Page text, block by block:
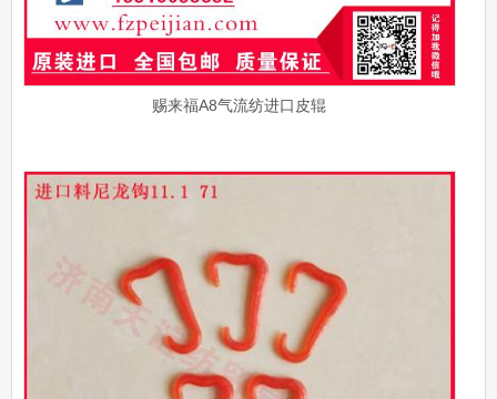
赐来福A8气流纺进口皮辊